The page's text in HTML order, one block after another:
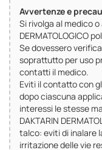
Avvertenze e
Si rivolga al medico
DERMATOLOGICO
Se dovessero
soprattutto per uso
contatti il medico.
Eviti il contatto con
dopo ciascuna
interessi le stesse
DAKTARIN
talco: eviti di inalare
irritazione delle vie